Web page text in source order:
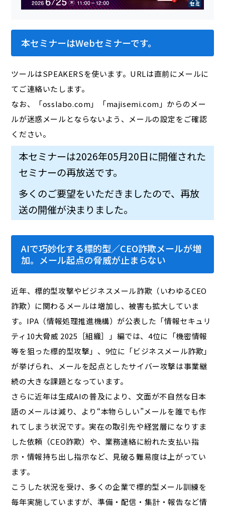
本セミナーはWebセミナーです。
ツールはSPEAKERSを使います。URLは直前にメールに
てご連絡いたします。
なお、「osslabo.com」「majisemi.com」からのメー
ルが迷惑メールとならないよう、メールの設定をご確認
ください。
本セミナーは2026年05月20日に開催された
セミナーの再放送です。
多くのご要望をいただきましたので、再放
送の開催が決まりました。
AIで巧妙化する標的型／CEO詐欺メールが増
加。メール起点の脅威が止まらない
近年、標的型攻撃やビジネスメール詐欺（いわゆるCEO
詐欺）に関わるメールは増加し、被害も拡大していま
す。IPA（情報処理推進機構）が公表した「情報セキュリ
ティ10大脅威 2025［組織］」編では、4位に「機密情報
等を狙った標的型攻撃」、9位に「ビジネスメール詐欺」
が挙げられ、メールを起点としたサイバー攻撃は事業継
続の大きな課題となっています。
さらに近年は生成AIの普及により、文面が不自然な日本
語のメールは減り、より“本物らしい”メールを誰でも作
れてしまう状況です。実在の取引先や経営層になりすま
した依頼（CEO詐欺）や、業務連絡に紛れた支払い指
示・情報持ち出し指示など、見破る難易度は上がってい
ます。
こうした状況を受け、多くの企業で標的型メール訓練を
毎年実施していますが、準備・配信・集計・報告など情